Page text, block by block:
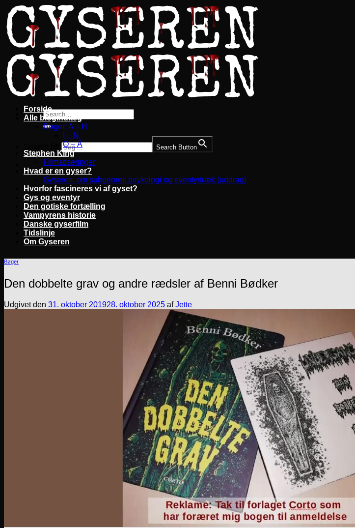
Fortsæt
til
indhold
Search Button
Forside
Alle blogindlæg
Bøger: A – H
I – N
O – Å
Stephen King
Filmatiseringer
Hvad er en gyser?
Gyseren: om subgenrer, psykologi og eventyrtræk (uddrag)
Hvorfor fascineres vi af gyset?
Gys og eventyr
Den gotiske fortælling
Vampyrens historie
Danske gyserfilm
Tidslinje
Om Gyseren
Bøger
Den dobbelte grav og andre rædsler af Benni Bødker
Udgivet den 31. oktober 201928. oktober 2025 afJette